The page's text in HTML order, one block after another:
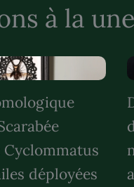
à la une
déployées